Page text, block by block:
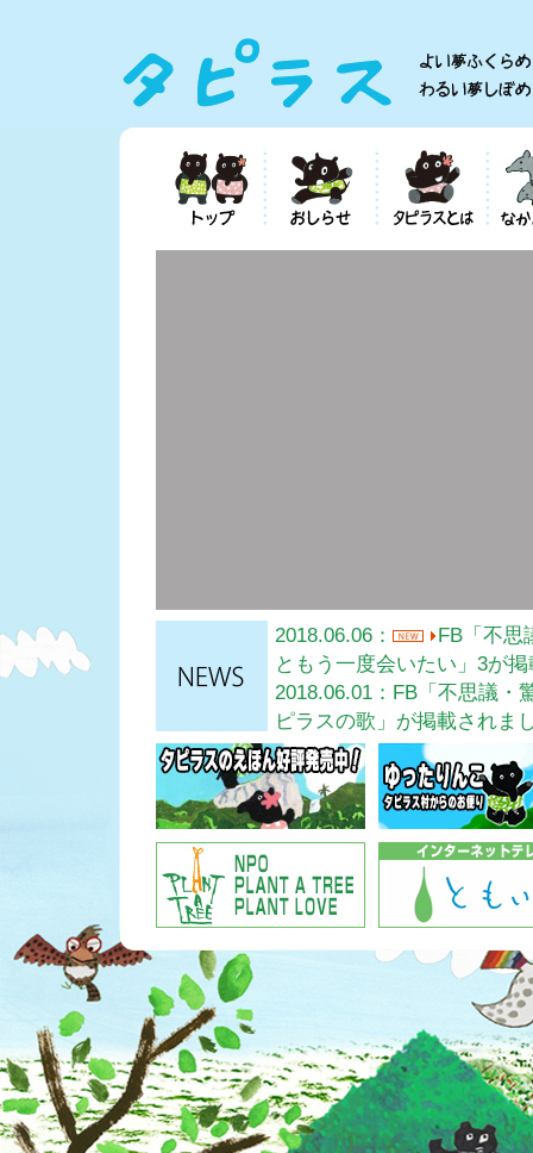
2018.06.06：
FB「不思
ともう一度会いたい」3が
2018.06.01：FB「不思議・
ピラスの歌」が掲載されま
2018.05.29：FB「不思議・
う一度会いたい」が掲載さ
2013.07.16：タピラス村の
2013.01.28：リニューアル
2013.01.28：タピラスホー
2012.06.26：タピラスのう
を振付師の北村智晃さんが
2012.04.26：タピラスのう
2012.03.31：タピラスの
もついています。ぜひご覧
2010.04.30：タピラスのえ